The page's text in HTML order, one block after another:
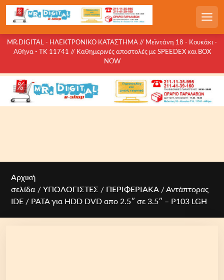
c
MR.DIGITAL - ΗΛΕΚΤΡΟΝΙΚΟ ΚΑΤΑΣΤΗΜΑ // Μεϊντάνη 18 - Κουκάκι -
Αθήνα - ΤΚ 11741 // Καθημερινές αποστολές με SPEEDEX και BOX
NOW
Αρχική
σελίδα / ΥΠΟΛΟΓΙΣΤΕΣ / ΠΕΡΙΦΕΡΙΑΚΑ / Αντάπτορας
IDE / PATA για HDD DVD απο 2.5″ σε 3.5″ – P103 LGH